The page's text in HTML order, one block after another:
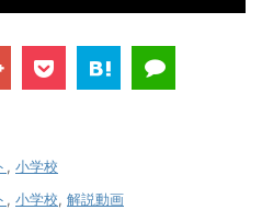
, 小学校
, 小学校, 解説動画